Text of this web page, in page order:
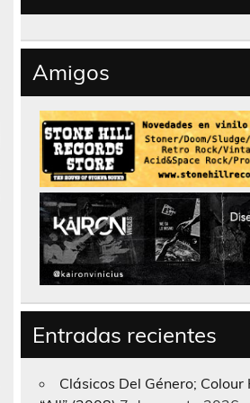
Amigos
Entradas recientes
Clásicos Del Género; Colour